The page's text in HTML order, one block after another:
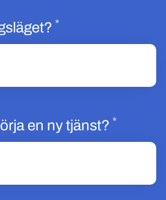
*Obligatoriskt
en ny tjänst? *